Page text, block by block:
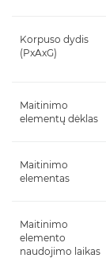
Korpuso dydis
(PxAxG)
Maitinimo
elementų dėklas
Maitinimo
elementas
Maitinimo
elemento
naudojimo laikas